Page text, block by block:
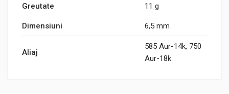
Greutate 11 g
Dimensiuni 6,5 mm
Aliaj
585 Aur-14k, 750
Aur-18k